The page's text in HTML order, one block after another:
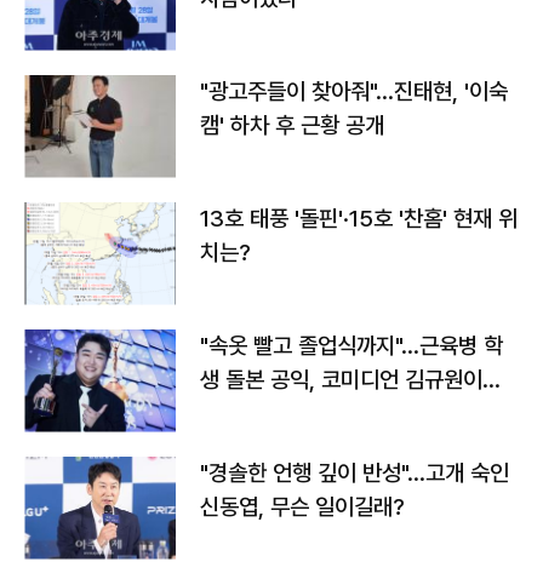
"광고주들이 찾아줘"…진태현, '이숙
캠' 하차 후 근황 공개
13호 태풍 '돌핀'·15호 '찬홈' 현재 위
치는?
"속옷 빨고 졸업식까지"…근육병 학
생 돌본 공익, 코미디언 김규원이었
"경솔한 언행 깊이 반성"…고개 숙인
신동엽, 무슨 일이길래?